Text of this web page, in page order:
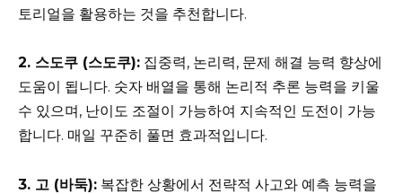
토리얼을 활용하는 것을 추천합니다.
2. 스도쿠 (스도쿠): 집중력, 논리력, 문제 해결 능력 향상에
도움이 됩니다. 숫자 배열을 통해 논리적 추론 능력을 키울
수 있으며, 난이도 조절이 가능하여 지속적인 도전이 가능
합니다. 매일 꾸준히 풀면 효과적입니다.
3. 고 (바둑): 복잡한 상황에서 전략적 사고와 예측 능력을